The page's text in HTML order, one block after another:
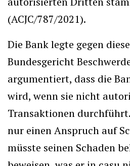
(ACJC/787/2021).
Die Bank legte gegen
Bundesgericht
argumentiert, dass die
wird, wenn sie nicht
Transaktionen
nur einen Anspruch auf
müsste seinen Schaden